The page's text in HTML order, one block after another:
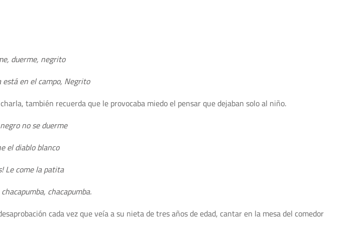
duerme, negrito
está en el campo, Negrito
también recuerda que le provocaba miedo el pensar que dejaban solo al niño.
no se duerme
el diablo blanco
Le come la patita
chacapumba.
cada vez que veía a su nieta de tres años de edad, cantar en la mesa del comedor